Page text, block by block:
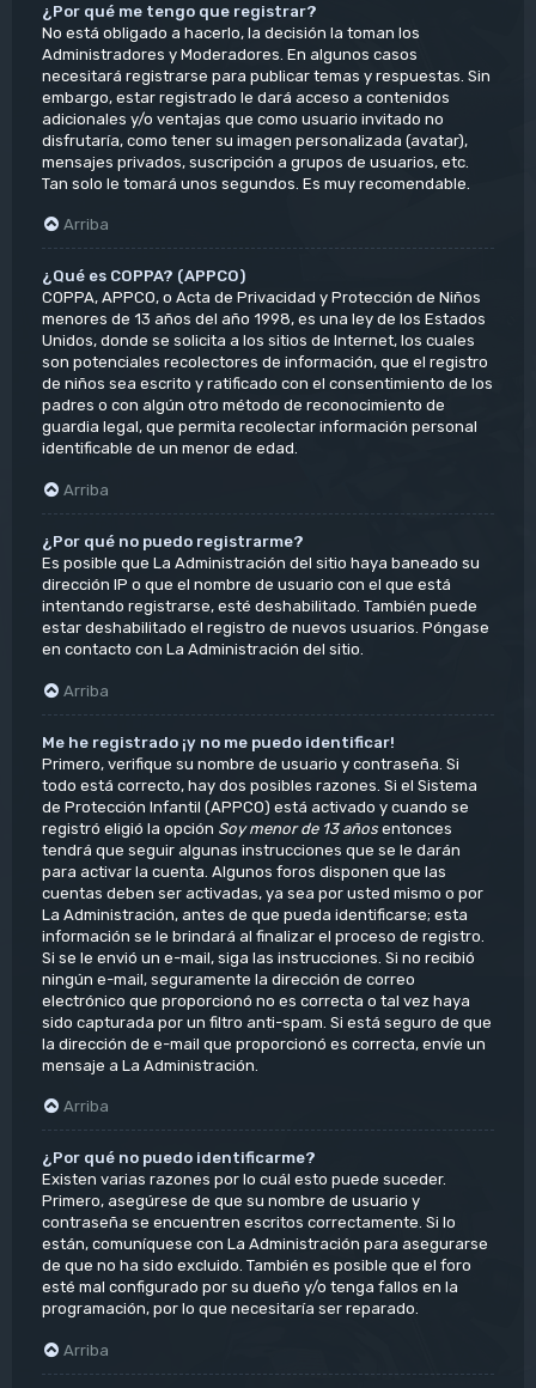
¿Por qué me tengo que registrar?
No está obligado a hacerlo, la decisión la toman los
Administradores y Moderadores. En algunos casos
necesitará registrarse para publicar temas y respuestas. Sin
embargo, estar registrado le dará acceso a contenidos
adicionales y/o ventajas que como usuario invitado no
disfrutaría, como tener su imagen personalizada (avatar),
mensajes privados, suscripción a grupos de usuarios, etc.
Tan solo le tomará unos segundos. Es muy recomendable.
Arriba
¿Qué es COPPA? (APPCO)
COPPA, APPCO, o Acta de Privacidad y Protección de Niños
menores de 13 años del año 1998, es una ley de los Estados
Unidos, donde se solicita a los sitios de Internet, los cuales
son potenciales recolectores de información, que el registro
de niños sea escrito y ratificado con el consentimiento de los
padres o con algún otro método de reconocimiento de
guardia legal, que permita recolectar información personal
identificable de un menor de edad.
Arriba
¿Por qué no puedo registrarme?
Es posible que La Administración del sitio haya baneado su
dirección IP o que el nombre de usuario con el que está
intentando registrarse, esté deshabilitado. También puede
estar deshabilitado el registro de nuevos usuarios. Póngase
en contacto con La Administración del sitio.
Arriba
Me he registrado ¡y no me puedo identificar!
Primero, verifique su nombre de usuario y contraseña. Si
todo está correcto, hay dos posibles razones. Si el Sistema
de Protección Infantil (APPCO) está activado y cuando se
registró eligió la opción Soy menor de 13 añosentonces
tendrá que seguir algunas instrucciones que se le darán
para activar la cuenta. Algunos foros disponen que las
cuentas deben ser activadas, ya sea por usted mismo o por
La Administración, antes de que pueda identificarse; esta
información se le brindará al finalizar el proceso de registro.
Si se le envió un e-mail, siga las instrucciones. Si no recibió
ningún e-mail, seguramente la dirección de correo
electrónico que proporcionó no es correcta o tal vez haya
sido capturada por un filtro anti-spam. Si está seguro de que
la dirección de e-mail que proporcionó es correcta, envíe un
mensaje a La Administración.
Arriba
¿Por qué no puedo identificarme?
Existen varias razones por lo cuál esto puede suceder.
Primero, asegúrese de que su nombre de usuario y
contraseña se encuentren escritos correctamente. Si lo
están, comuníquese con La Administración para asegurarse
de que no ha sido excluido. También es posible que el foro
esté mal configurado por su dueño y/o tenga fallos en la
programación, por lo que necesitaría ser reparado.
Arriba